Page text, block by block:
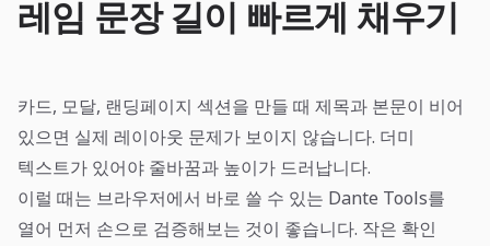
레임 문장 길이 빠르게 채우기
카드, 모달, 랜딩페이지 섹션을 만들 때 제목과 본문이 비어
있으면 실제 레이아웃 문제가 보이지 않습니다. 더미
텍스트가 있어야 줄바꿈과 높이가 드러납니다.
이럴 때는 브라우저에서 바로 쓸 수 있는 Dante Tools를
열어 먼저 손으로 검증해보는 것이 좋습니다. 작은 확인